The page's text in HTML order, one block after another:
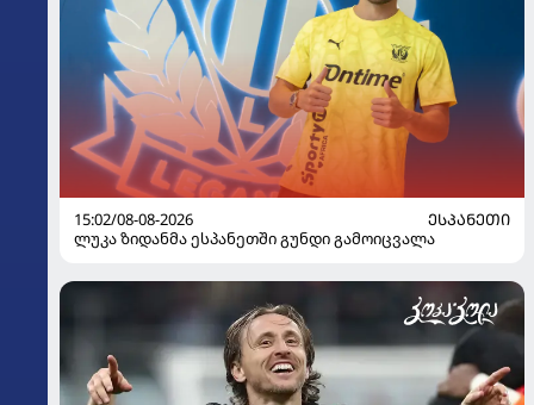
15:02/08-08-2026
ᲔᲡᲞᲐᲜᲔᲗᲘ
ლუკა ზიდანმა ესპანეთში გუნდი გამოიცვალა